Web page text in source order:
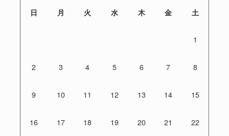
日 月 火 水 木 金 土
1
2 3 4 5 6 7 8
9 10 11 12 13 14 15
16 17 18 19 20 21 22